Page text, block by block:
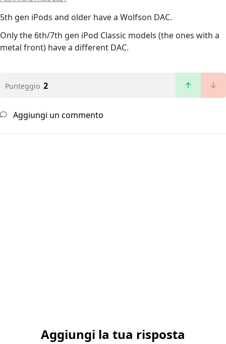
5th gen iPods and older have a Wolfson DAC.
Only the 6th/7th gen iPod Classic models (the ones with a
metal front) have a different DAC.
Punteggio 2
Aggiungi un commento
Aggiungi la tua risposta